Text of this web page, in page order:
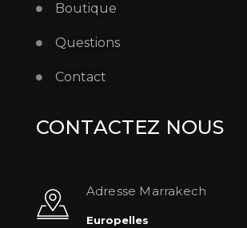
Boutique
Questions
Contact
CONTACTEZ NOUS
Adresse Marrakech
Europelles